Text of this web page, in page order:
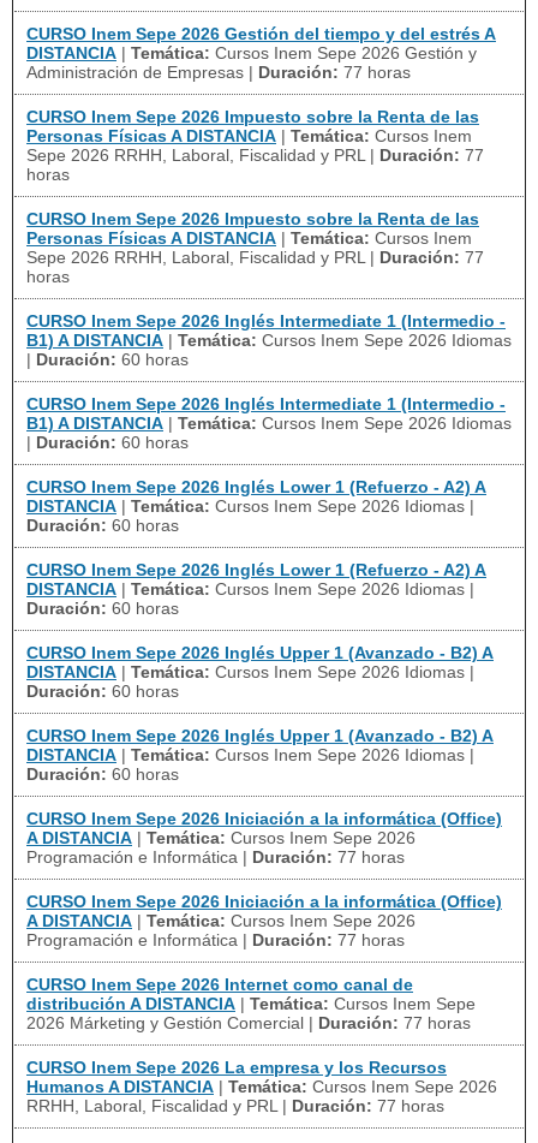
CURSO Inem Sepe 2026 Gestión del tiempo y del estrés A
DISTANCIA | Temática: Cursos Inem Sepe 2026 Gestión y
Administración de Empresas | Duración: 77 horas
CURSO Inem Sepe 2026 Impuesto sobre la Renta de las
Personas Físicas A DISTANCIA | Temática: Cursos Inem
Sepe 2026 RRHH, Laboral, Fiscalidad y PRL | Duración: 77
horas
CURSO Inem Sepe 2026 Impuesto sobre la Renta de las
Personas Físicas A DISTANCIA | Temática: Cursos Inem
Sepe 2026 RRHH, Laboral, Fiscalidad y PRL | Duración: 77
horas
CURSO Inem Sepe 2026 Inglés Intermediate 1 (Intermedio -
B1) A DISTANCIA | Temática: Cursos Inem Sepe 2026 Idiomas
| Duración: 60 horas
CURSO Inem Sepe 2026 Inglés Intermediate 1 (Intermedio -
B1) A DISTANCIA | Temática: Cursos Inem Sepe 2026 Idiomas
| Duración: 60 horas
CURSO Inem Sepe 2026 Inglés Lower 1 (Refuerzo - A2) A
DISTANCIA | Temática: Cursos Inem Sepe 2026 Idiomas |
Duración: 60 horas
CURSO Inem Sepe 2026 Inglés Lower 1 (Refuerzo - A2) A
DISTANCIA | Temática: Cursos Inem Sepe 2026 Idiomas |
Duración: 60 horas
CURSO Inem Sepe 2026 Inglés Upper 1 (Avanzado - B2) A
DISTANCIA | Temática: Cursos Inem Sepe 2026 Idiomas |
Duración: 60 horas
CURSO Inem Sepe 2026 Inglés Upper 1 (Avanzado - B2) A
DISTANCIA | Temática: Cursos Inem Sepe 2026 Idiomas |
Duración: 60 horas
CURSO Inem Sepe 2026 Iniciación a la informática (Office)
A DISTANCIA | Temática: Cursos Inem Sepe 2026
Programación e Informática | Duración: 77 horas
CURSO Inem Sepe 2026 Iniciación a la informática (Office)
A DISTANCIA | Temática: Cursos Inem Sepe 2026
Programación e Informática | Duración: 77 horas
CURSO Inem Sepe 2026 Internet como canal de
distribución A DISTANCIA | Temática: Cursos Inem Sepe
2026 Márketing y Gestión Comercial | Duración: 77 horas
CURSO Inem Sepe 2026 La empresa y los Recursos
Humanos A DISTANCIA | Temática: Cursos Inem Sepe 2026
RRHH, Laboral, Fiscalidad y PRL | Duración: 77 horas